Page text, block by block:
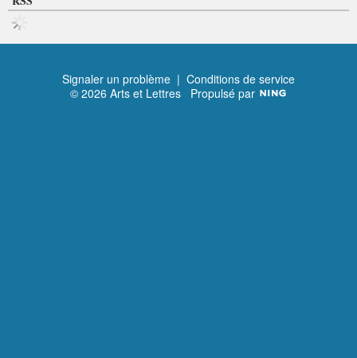
Signaler un problème | Conditions de service
© 2026 Arts et Lettres Propulsé par